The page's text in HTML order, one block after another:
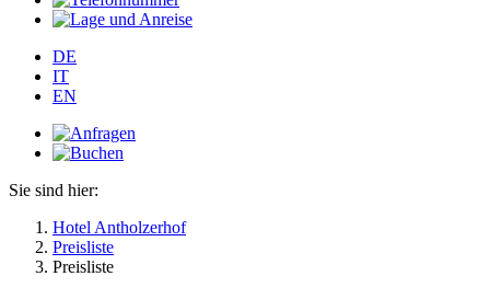
DE
IT
EN
Sie sind hier:
Hotel Antholzerhof
Preisliste
Preisliste